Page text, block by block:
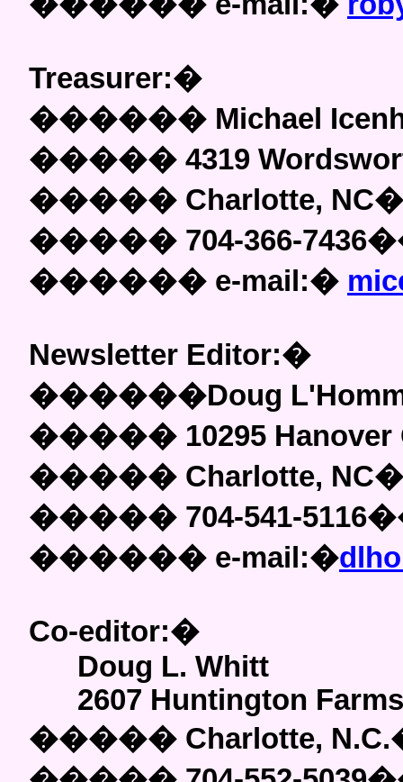
Treasurer:�
������ Michael
����� 4319
����� Charlotte, NC
����� 704-366-7436
������ e-mail:�
Newsletter Editor:�
������Doug
����� 10295 Hanover
����� Charlotte, NC
����� 704-541-
������ e-mail:�
Co-editor:�
Doug L. Whitt
2607 Huntington
����� Charlotte, N.C.